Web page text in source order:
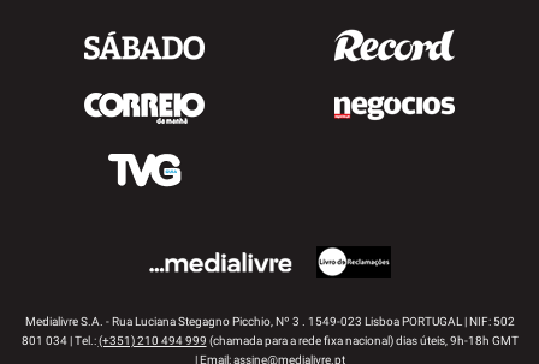
Medialivre S.A. - Rua Luciana Stegagno Picchio, Nº 3 . 1549-023 Lisboa PORTUGAL | NIF: 502
801 034 | Tel.:(+351) 210 494 999 (chamada para a rede fixa nacional) dias úteis, 9h-18h GMT
| Email:assine@medialivre.pt